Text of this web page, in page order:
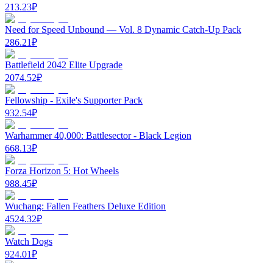
213.23₽
Need for Speed Unbound — Vol. 8 Dynamic Catch-Up Pack
286.21₽
Battlefield 2042 Elite Upgrade
2074.52₽
Fellowship - Exile's Supporter Pack
932.54₽
Warhammer 40,000: Battlesector - Black Legion
668.13₽
Forza Horizon 5: Hot Wheels
988.45₽
Wuchang: Fallen Feathers Deluxe Edition
4524.32₽
Watch Dogs
924.01₽